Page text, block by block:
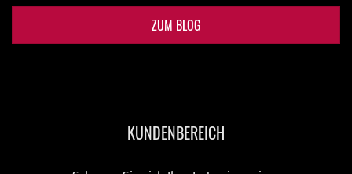
ZUM BLOG
KUNDENBEREICH